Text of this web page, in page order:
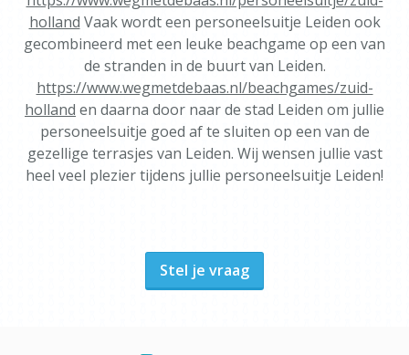
holland Vaak wordt een personeelsuitje Leiden ook
gecombineerd met een leuke beachgame op een van
de stranden in de buurt van Leiden.
https://www.wegmetdebaas.nl/beachgames/zuid-
holland en daarna door naar de stad Leiden om jullie
personeelsuitje goed af te sluiten op een van de
gezellige terrasjes van Leiden. Wij wensen jullie vast
heel veel plezier tijdens jullie personeelsuitje Leiden!
Stel je vraag